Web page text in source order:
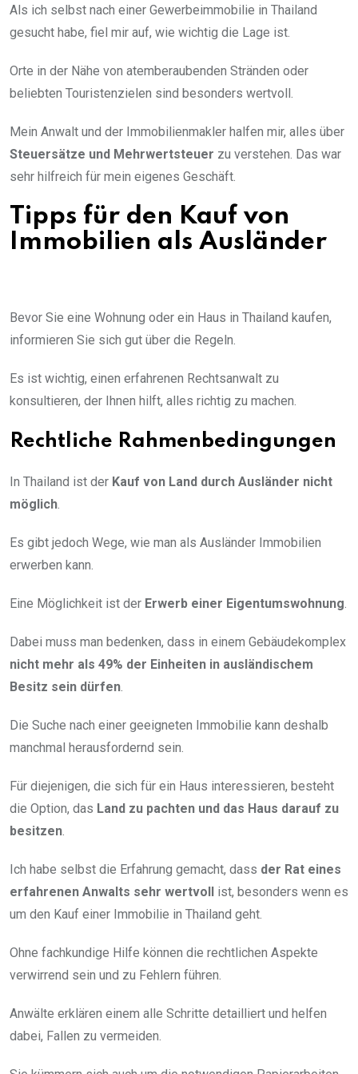
Als ich selbst nach einer Gewerbeimmobilie in Thailand
gesucht habe, fiel mir auf, wie wichtig die Lage ist.
Orte in der Nähe von atemberaubenden Stränden oder
beliebten Touristenzielen sind besonders wertvoll.
Mein Anwalt und der Immobilienmakler halfen mir, alles über
Steuersätze und Mehrwertsteuer zu verstehen. Das war
sehr hilfreich für mein eigenes Geschäft.
Tipps für den Kauf von
Immobilien als Ausländer
Bevor Sie eine Wohnung oder ein Haus in Thailand kaufen,
informieren Sie sich gut über die Regeln.
Es ist wichtig, einen erfahrenen Rechtsanwalt zu
konsultieren, der Ihnen hilft, alles richtig zu machen.
Rechtliche Rahmenbedingungen
In Thailand ist der Kauf von Land durch Ausländer nicht
möglich
Es gibt jedoch Wege, wie man als Ausländer Immobilien
erwerben kann.
Eine Möglichkeit ist der Erwerb einer Eigentumswohnung
Dabei muss man bedenken, dass in einem Gebäudekomplex
nicht mehr als 49% der Einheiten in ausländischem
Besitz sein dürfen
Die Suche nach einer geeigneten Immobilie kann deshalb
manchmal herausfordernd sein.
Für diejenigen, die sich für ein Haus interessieren, besteht
die Option, das Land zu pachten und das Haus darauf zu
besitzen
Ich habe selbst die Erfahrung gemacht, dass der Rat eines
erfahrenen Anwalts sehr wertvoll ist, besonders wenn es
um den Kauf einer Immobilie in Thailand geht.
Ohne fachkundige Hilfe können die rechtlichen Aspekte
verwirrend sein und zu Fehlern führen.
Anwälte erklären einem alle Schritte detailliert und helfen
dabei, Fallen zu vermeiden.